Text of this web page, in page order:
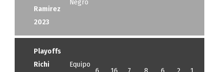
Ramirez
2023
Playoffs
Richi
Equipo